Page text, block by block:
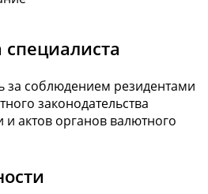
за соблюдением резидентами
законодательства
актов органов валютного